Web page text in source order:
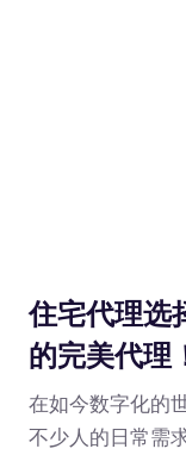
住宅代理选
的完美代理
在如今数字化的
不少人的日常需